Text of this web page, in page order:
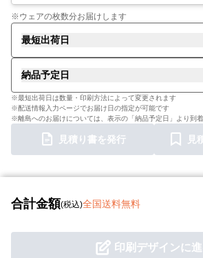
※ウェアの枚数分お届けします
最短出荷日
納品予定日
※最短出荷日は数量・印刷方法によって変更されます
※配送情報入力ページでお届け日の指定が可能です
※離島へのお届けについては、表示の「納品予定日」より到
見積り書を発行 見
合計金額(税込)全国送料無料
印刷デザインに